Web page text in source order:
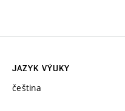
JAZYK VÝUKY
čeština